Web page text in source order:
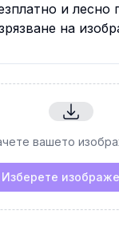
и лесно
на
вашето
Изберете